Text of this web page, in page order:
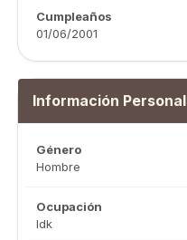
Cumpleaños
01/06/2001
Información Personal
Género
Hombre
Ocupación
Idk